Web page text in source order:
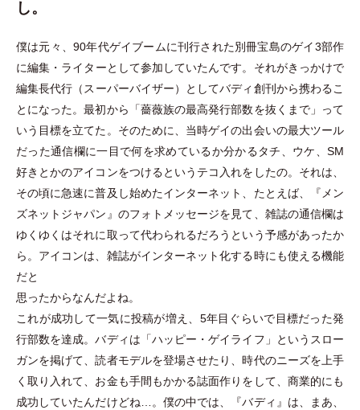
し。
僕は元々、90年代ゲイブームに刊行された別冊宝島のゲイ3部作
に編集 ・ ライターとして参加していたんです。それがきっかけで
編集長代行 （スーパーバイザー）
としてバディ創刊から携わるこ
とになった。最初から
「薔薇族の最高発行部数を抜くまで」
って
いう目標を立てた。そのために、当時ゲイの出会いの最大ツール
だった通信欄に一目で何を求めているか分かるタチ、ウケ、SM
好きとかのアイコンをつけるというテコ入れをしたの。それは、
その頃に急速に普及し始めたインターネット、たとえば、『メン
ズネットジャパン』のフォトメッセージを見て、雑誌の通信欄は
ゆくゆくはそれに取って代わられるだろうという予感があったか
ら。アイコンは、雑誌がインターネット化する時にも使える機能
だと
思ったからなんだよね。
これが成功して一気に投稿が増え、5年目ぐらいで目標だった発
行部数を達成。バディは 「ハッピー ・ゲイライフ 」
というスロー
ガンを掲げて、読者モデルを登場させたり、時代のニーズを上手
く取り入れて、お金も手間もかかる誌面作りをして、商業的にも
成功していたんだけどね…。僕の中では、『バディ』は、まあ、